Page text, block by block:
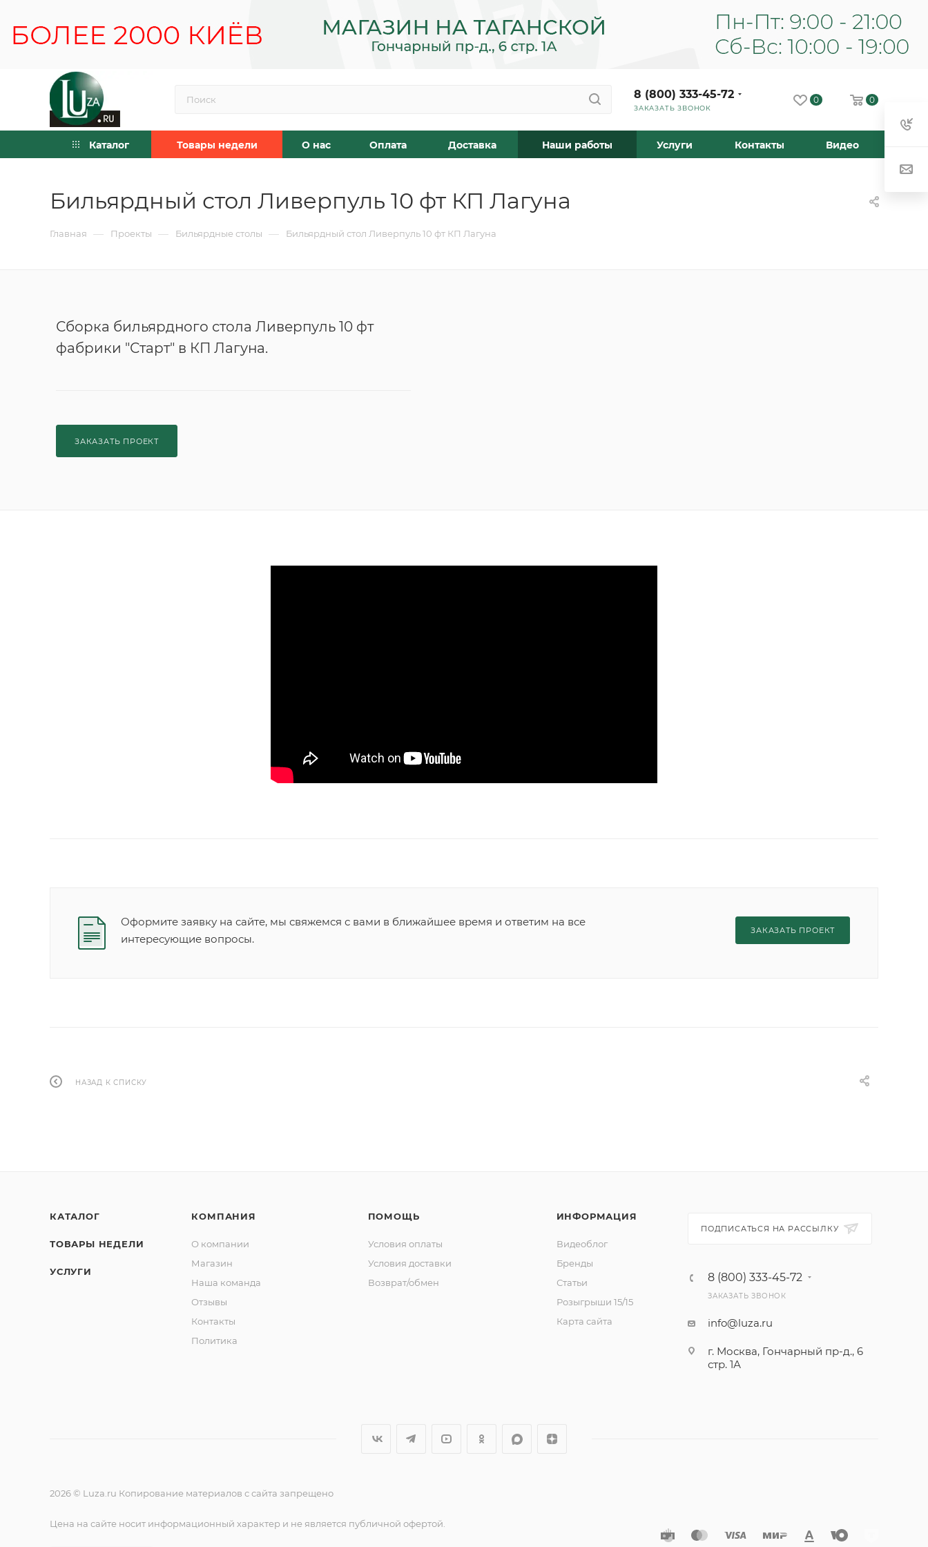
8 (800) 333-45-72
ЗАКАЗАТЬ ЗВОНОК
0 0
Каталог Товары недели О нас Оплата Доставка Наши работы Услуги Контакты Видео
Бильярдный стол Ливерпуль 10 фт КП Лагуна
Главная — Проекты — Бильярдные столы — Бильярдный стол Ливерпуль 10 фт КП Лагуна
Сборка бильярдного стола Ливерпуль 10 фт
фабрики "Старт" в КП Лагуна.
ЗАКАЗАТЬ ПРОЕКТ
Оформите заявку на сайте, мы свяжемся с вами в ближайшее время и ответим на все
интересующие вопросы.
ЗАКАЗАТЬ ПРОЕКТ
НАЗАД К СПИСКУ
КАТАЛОГ
ТОВАРЫ НЕДЕЛИ
УСЛУГИ
КОМПАНИЯ
О компании
Магазин
Наша команда
Отзывы
Контакты
Политика
ПОМОЩЬ
Условия оплаты
Условия доставки
Возврат/обмен
ИНФОРМАЦИЯ
Видеоблог
Бренды
Статьи
Розыгрыши 15/15
Карта сайта
ПОДПИСАТЬСЯ НА РАССЫЛКУ
8 (800) 333-45-72
ЗАКАЗАТЬ ЗВОНОК
info@luza.ru
г. Москва, Гончарный пр-д., 6
стр. 1А
2026 © Luza.ru Копирование материалов с сайта запрещено
Цена на сайте носит информационный характер и не является публичной офертой.